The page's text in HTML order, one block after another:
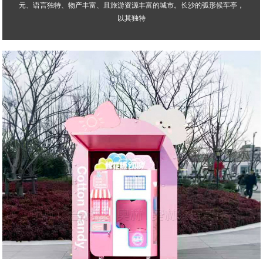
元、语言独特、物产丰富、且旅游资源丰富的城市。长沙的弧形候车亭，
以其独特